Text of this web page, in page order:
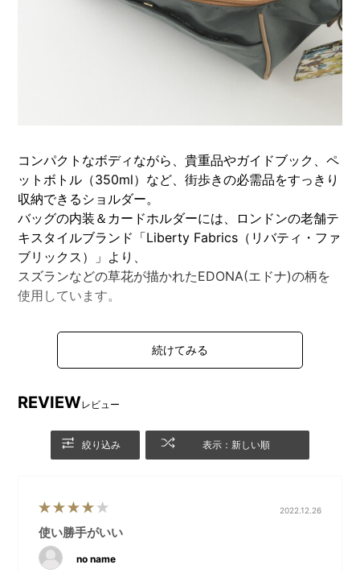
コンパクトなボディながら、貴重品やガイドブック、ペ
ットボトル（350ml）など、街歩きの必需品をすっきり
収納できるショルダー。
バッグの内装＆カードホルダーには、ロンドンの老舗テ
キスタイルブランド「Liberty Fabrics（リバティ・ファ
ブリックス）」より、
スズランなどの草花が描かれたEDONA(エドナ)の柄を
使用しています。
DETAIL商品詳細
REVIEWレビュー
絞り込み 表示：新しい順
2022.12.26
使い勝手がいい
no name